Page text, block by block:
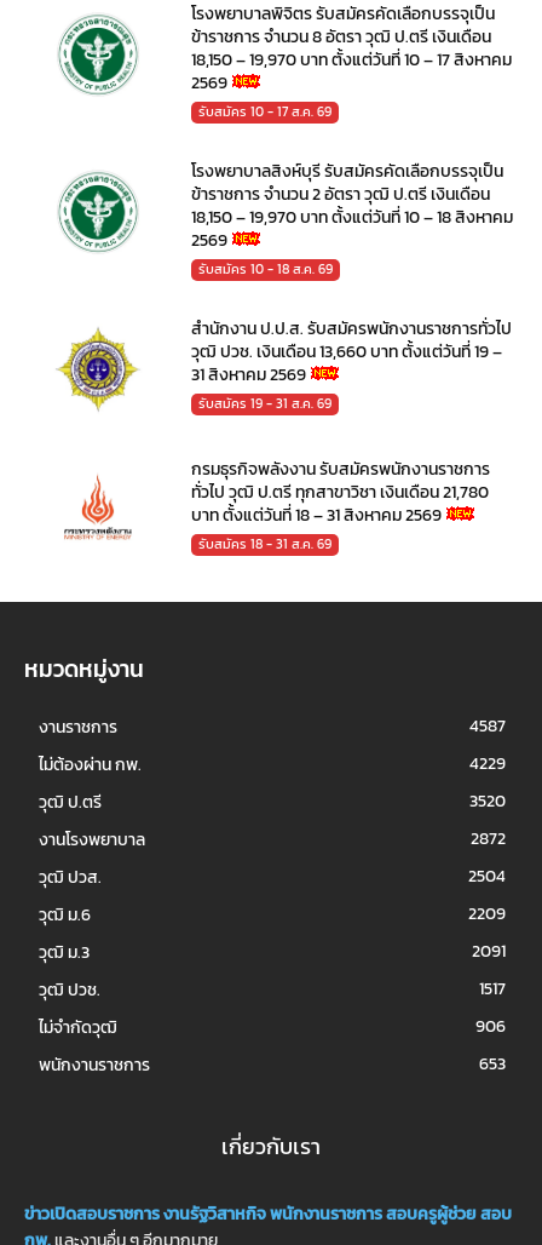
โรงพยาบาลพิจิตร รับสมัครคัดเลือกบรรจุเป็น
ข้าราชการ จำนวน 8 อัตรา วุฒิ ป.ตรี เงินเดือน
18,150 – 19,970 บาท ตั้งแต่วันที่ 10 – 17 สิงหาคม
2569
รับสมัคร 10 - 17 ส.ค. 69
โรงพยาบาลสิงห์บุรี รับสมัครคัดเลือกบรรจุเป็น
ข้าราชการ จำนวน 2 อัตรา วุฒิ ป.ตรี เงินเดือน
18,150 – 19,970 บาท ตั้งแต่วันที่ 10 – 18 สิงหาคม
2569
รับสมัคร 10 - 18 ส.ค. 69
สำนักงาน ป.ป.ส. รับสมัครพนักงานราชการทั่วไป
วุฒิ ปวช. เงินเดือน 13,660 บาท ตั้งแต่วันที่ 19 –
31 สิงหาคม 2569
รับสมัคร 19 - 31 ส.ค. 69
กรมธุรกิจพลังงาน รับสมัครพนักงานราชการ
ทั่วไป วุฒิ ป.ตรี ทุกสาขาวิชา เงินเดือน 21,780
บาท ตั้งแต่วันที่ 18 – 31 สิงหาคม 2569
รับสมัคร 18 - 31 ส.ค. 69
หมวดหมู่งาน
งานราชการ
4587
ไม่ต้องผ่าน กพ.
4229
วุฒิ ป.ตรี
3520
งานโรงพยาบาล
2872
วุฒิ ปวส.
2504
วุฒิ ม.6
2209
วุฒิ ม.3
2091
วุฒิ ปวช.
1517
ไม่จำกัดวุฒิ
906
พนักงานราชการ
653
เกี่ยวกับเรา
ข่าวเปิดสอบราชการงานรัฐวิสาหกิจพนักงานราชการสอบครูผู้ช่วยสอบ